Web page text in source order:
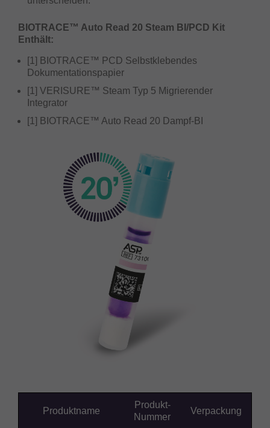
BIOTRACE™ Auto Read 20 Steam BI/PCD Kit
Enthält:
[1] BIOTRACE™ PCD Selbstklebendes
Dokumentationspapier
[1] VERISURE™ Steam Typ 5 Migrierender
Integrator
[1] BIOTRACE™ Auto Read 20 Dampf-BI
Produktname
Produkt-
Nummer
Verpackung